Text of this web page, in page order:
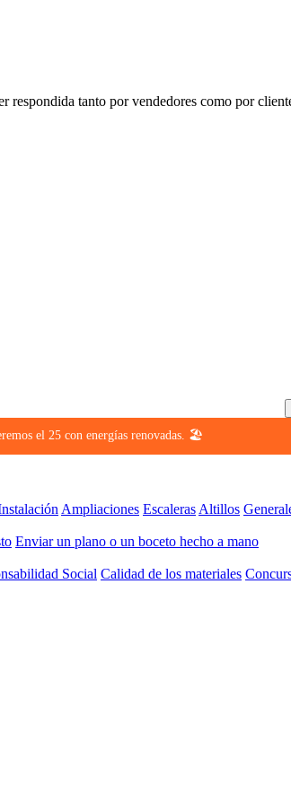
respondida tanto por vendedores como por
el 25 con energías renovadas. 🏖️
Ampliaciones Escaleras Altillos
Enviar un plano o un boceto hecho a mano
Social Calidad de los materiales